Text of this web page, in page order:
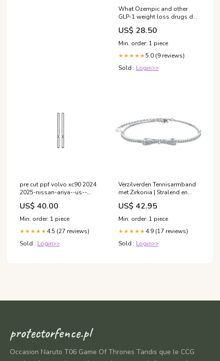
What Ozempic and other
GLP-1 weight loss drugs do
the body
US$ 28.50
Min. order: 1 piece
★★★★★5.0 (9 reviews)
Sold : Login>>
pre cut ppf volvo xc90 2024
2025-nissan-ariya--us--
venture--esi8470139
US$ 40.00
Min. order: 1 piece
★★★★★ 4.5 (27 reviews)
Sold : Login>>
Verzilverden Tennisarmband
met Zirkonia | Stralend en
subtiel Schoenen
US$ 42.95
Min. order: 1 piece
★★★★★ 4.9 (17 reviews)
Sold : Login>>
protectorfence.pl
Occasion Naruto T06 Game Of Thrones Tandis que le CCG